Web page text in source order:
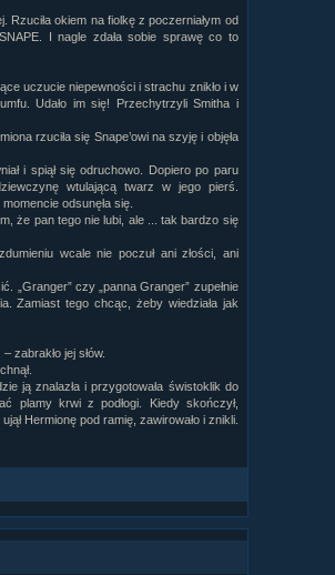
Rzuciła okiem na fiolkę z poczerniałym od
I nagle zdała sobie sprawę co to
uczucie niepewności i strachu znikło i w
Udało im się! Przechytrzyli Smitha i
rzuciła się Snape’owi na szyję i objęła
i spiął się odruchowo. Dopiero po paru
wtulającą twarz w jego pierś.
odsunęła się.
że pan tego nie lubi, ale ... tak bardzo się
wcale nie poczuł ani złości, ani
„Granger” czy „panna Granger” zupełnie
Zamiast tego chcąc, żeby wiedziała jak
zabrakło jej słów.
ją znalazła i przygotowała świstoklik do
plamy krwi z podłogi. Kiedy skończył,
Hermionę pod ramię, zawirowało i znikli.